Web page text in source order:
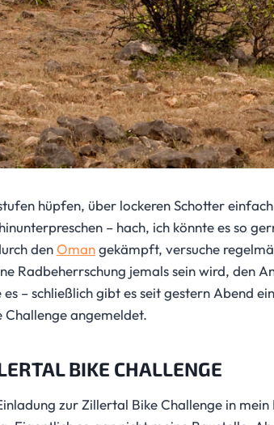
hüpfen, über lockeren Schotter
– hach, ich könnte es so
denOmangekämpft, versuche
Radbeherrschung jemals sein wird, den
– schließlich gibt es seit gestern Abend
Challenge angemeldet.
BIKE CHALLENGE
zur Zillertal Bike Challenge in